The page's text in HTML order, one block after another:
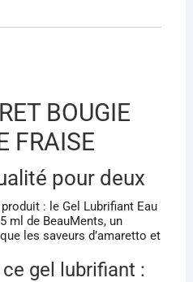
BOUGIE
FRAISE
pour deux
: le Gel Lubrifiant Eau
ml de BeauMents, un
les saveurs d’amaretto et
gel lubrifiant :